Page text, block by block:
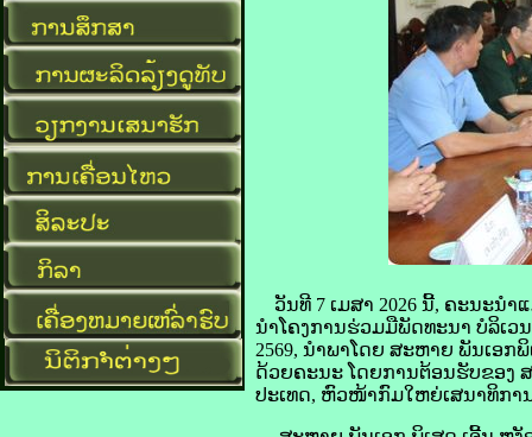
ວັນທີ 7 ເມສາ 2026 ນີ້, ຄະນະນໍ
ນໍາໂຄງການຮ່ວມມືພັດທະນາ ບໍລິເ
2569, ນໍາພາໂດຍ ສະຫາຍ ພັນເອ
ດ້ວຍຄະນະ ໂດຍການຕ້ອນຮັບຂອງ
ປະເທດ, ຫົວໜ້າກົມໃຫຍ່ເສນາທິກາ